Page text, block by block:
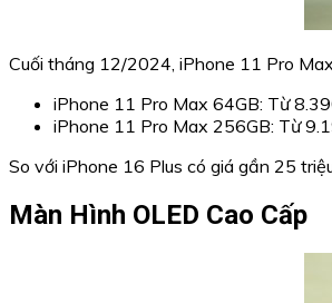
Cuối tháng 12/2024, iPhone 11 Pro
iPhone 11 Pro Max 64GB: Từ
iPhone 11 Pro Max 256GB: Từ
So với iPhone 16 Plus có giá gần 25
Màn Hình OLED Cao Cấp